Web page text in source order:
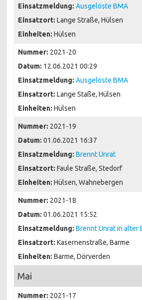
Einsatzmeldung: Ausgelöste BMA
Einsatzort: Lange Straße, Hülsen
Einheiten: Hülsen
Nummer: 2021-20
Datum: 12.06.2021 00:29
Einsatzmeldung: Ausgelöste BMA
Einsatzort: Lange Staße, Hülsen
Einheiten: Hülsen
Nummer: 2021-19
Datum: 01.06.2021 16:37
Einsatzmeldung: Brennt Unrat
Einsatzort: Faule Straße, Stedorf
Einheiten: Hülsen, Wahnebergen
Nummer: 2021-18
Datum: 01.06.2021 15:52
Einsatzmeldung: Brennt Unrat in alter
Einsatzort: Kasernenstraße, Barme
Einheiten: Barme, Dörverden
Mai
Nummer: 2021-17